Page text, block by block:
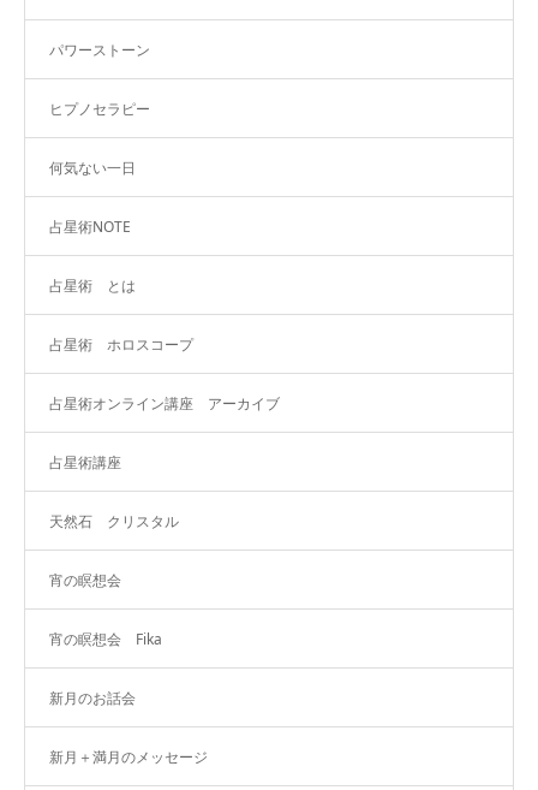
パワーストーン
ヒプノセラピー
何気ない一日
占星術NOTE
占星術 とは
占星術 ホロスコープ
占星術オンライン講座 アーカイブ
占星術講座
天然石 クリスタル
宵の瞑想会
宵の瞑想会 Fika
新月のお話会
新月＋満月のメッセージ